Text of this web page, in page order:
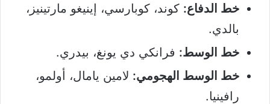
خط الدفاع: كوند، كوبارسي، إينيغو مارتينيز،
بالدي.
خط الوسط: فرانكي دي يونغ، بيدري.
خط الوسط الهجومي: لامين يامال، أولمو،
رافينيا.